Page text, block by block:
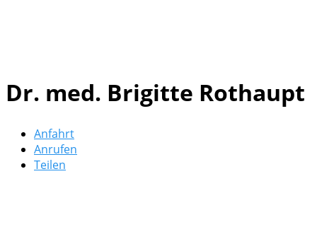
Dr. med. Brigitte Rothaupt
Anfahrt
Anrufen
Teilen